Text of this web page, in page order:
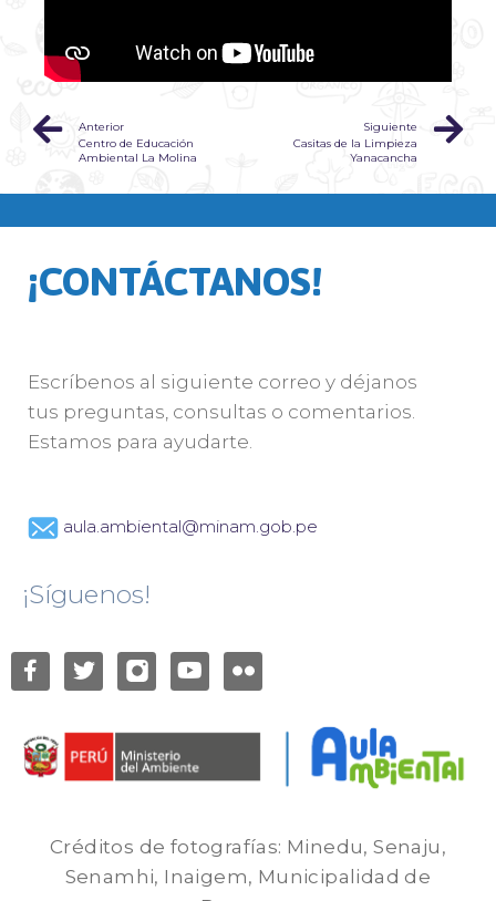
Anterior
Centro de Educación
Ambiental La Molina
Siguiente
Casitas de la Limpieza
Yanacancha
¡CONTÁCTANOS!
Escríbenos al siguiente correo y déjanos
tus preguntas, consultas o comentarios.
Estamos para ayudarte.
aula.ambiental@minam.gob.pe
¡Síguenos!
Créditos de fotografías: Minedu, Senaju,
Senamhi, Inaigem, Municipalidad de